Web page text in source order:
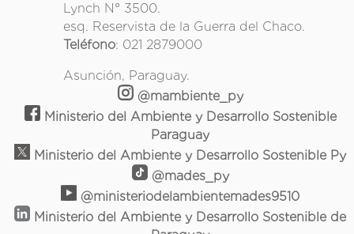
Lynch N° 3500.
esq. Reservista de la Guerra del Chaco.
Teléfono: 021 2879000
Asunción, Paraguay.
@mambiente_py
Ministerio del Ambiente y Desarrollo Sostenible
Paraguay
Ministerio del Ambiente y Desarrollo Sostenible Py
@mades_py
@ministeriodelambientemades9510
Ministerio del Ambiente y Desarrollo Sostenible de